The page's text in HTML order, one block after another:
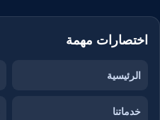
اختصارات مهمة
الرئيسية
خدماتنا